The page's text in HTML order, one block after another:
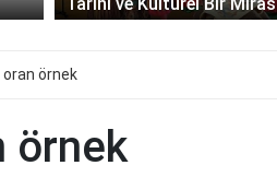
oran örnek
örnek